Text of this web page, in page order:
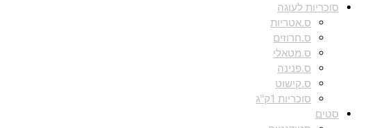
סוכריות לעוגה
ס.אטריות
ס.חרוזים
ס.מטאלי
ס.פנינה
ס.קישוט
סוכריות 1ק"ג
סטים